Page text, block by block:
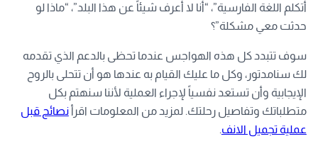
أتكلم اللغة الفارسية”، “أنا لا أعرف شيئاً عن هذا البلد”، “ماذا لو
حدثت معي مشكلة”؟
سوف تتبدد كل هذه الهواجس عندما تحظى بالدعم الذي تقدمه
لك سنامدتور، وكل ما عليك القيام به عندها هو أن تتحلى بالروح
الإيجابية وأن تستعد نفسياً لإجراء العملية لأننا سنهتم بكل
متطلباتك وتفاصيل رحلتك. لمزيد من المعلومات اقرأنصائح قبل
عملية تجميل الانف.